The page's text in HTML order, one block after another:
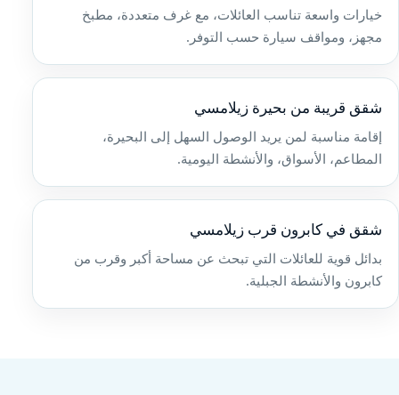
خيارات واسعة تناسب العائلات، مع غرف متعددة، مطبخ
مجهز، ومواقف سيارة حسب التوفر.
شقق قريبة من بحيرة زيلامسي
إقامة مناسبة لمن يريد الوصول السهل إلى البحيرة،
المطاعم، الأسواق، والأنشطة اليومية.
شقق في كابرون قرب زيلامسي
بدائل قوية للعائلات التي تبحث عن مساحة أكبر وقرب من
كابرون والأنشطة الجبلية.